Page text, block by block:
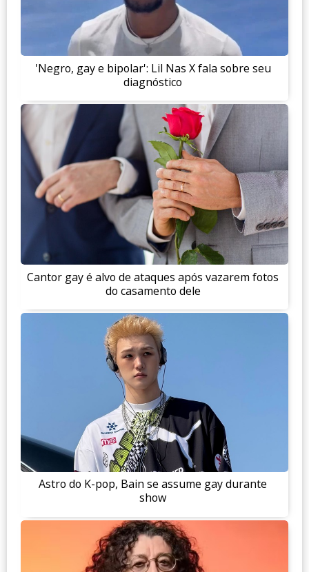
'Negro, gay e bipolar': Lil Nas X fala sobre seu
diagnóstico
Cantor gay é alvo de ataques após vazarem fotos
do casamento dele
Astro do K-pop, Bain se assume gay durante
show